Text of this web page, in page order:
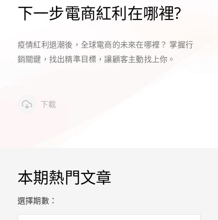
下一步電商紅利在哪裡?
疫情紅利退潮後，全球電商的未來在哪裡？ 掌握行
銷關鍵，找出精準目標，讓顧客主動找上你。
下載
本期熱門文章
選擇期數：